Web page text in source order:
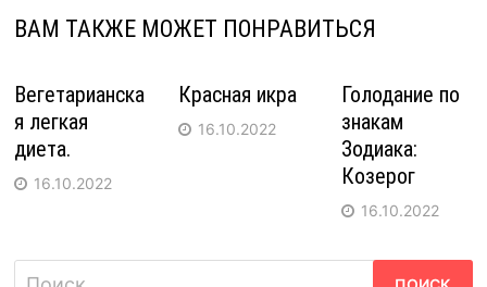
ВАМ ТАКЖЕ МОЖЕТ ПОНРАВИТЬСЯ
Вегетарианска
я легкая
диета.
16.10.2022
Красная икра
16.10.2022
Голодание по
знакам
Зодиака:
Козерог
16.10.2022
Найти: